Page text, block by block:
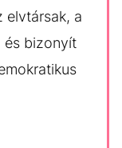
elvtársak, a
és bizonyít